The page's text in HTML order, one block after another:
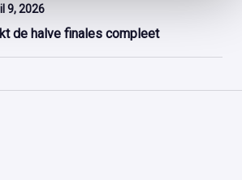
9, 2026
de halve finales compleet